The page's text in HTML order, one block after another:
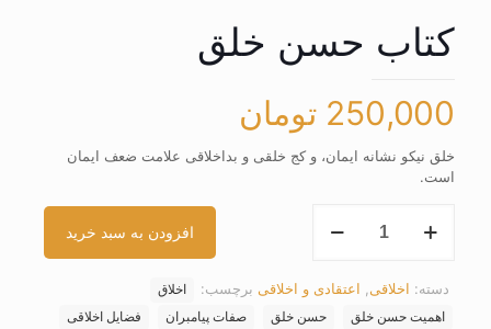
کتاب حسن خلق
250,000 تومان
خلق نیکو نشانه ایمان، و کج خلقی و بداخلاقی علامت ضعف ایمان
است.
حسن
افزودن به سبد خرید
دسته: اخلاقی اعتقادی و اخلاقی برچسب:
اخلاق
اهمیت حسن خلق
حسن خلق صفات پیامبران
فضایل اخلاقی